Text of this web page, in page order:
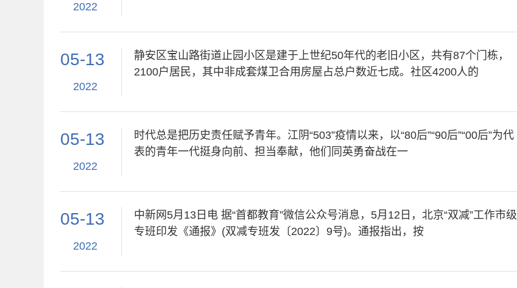
2022
05-13
2022
静安区宝山路街道止园小区是建于上世纪50年代的老旧小区，共有87个门栋，
2100户居民，其中非成套煤卫合用房屋占总户数近七成。社区4200人的
05-13
2022
时代总是把历史责任赋予青年。江阴“503”疫情以来，以“80后”“90后”“00后”为代
表的青年一代挺身向前、担当奉献，他们同英勇奋战在一
05-13
2022
中新网5月13日电 据“首都教育”微信公众号消息，5月12日，北京“双减”工作市级
专班印发《通报》(双减专班发〔2022〕9号)。通报指出，按